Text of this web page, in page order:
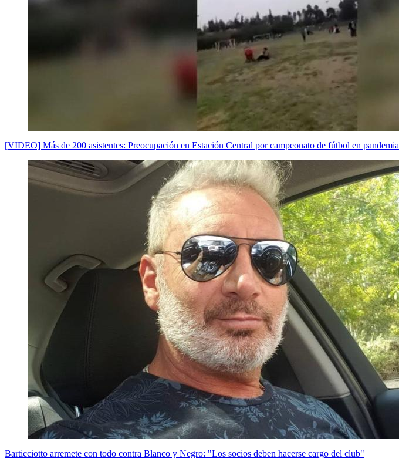
[VIDEO] Más de 200 asistentes: Preocupación en Estación Central por campeonato de fútbol en pandemia
Barticciotto arremete con todo contra Blanco y Negro: "Los socios deben hacerse cargo del club"